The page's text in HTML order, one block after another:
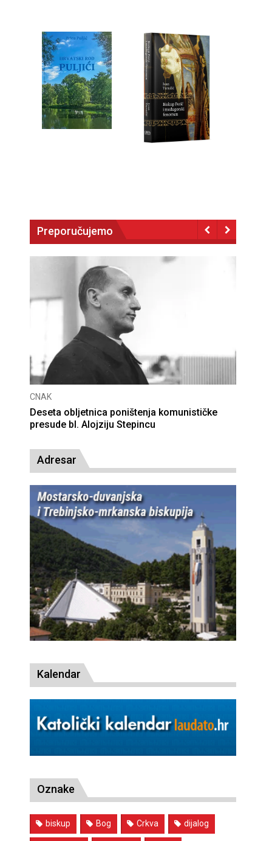
Preporučujemo
CNAK
Deseta obljetnica poništenja komunističke
presude bl. Alojziju Stepincu
Adresar
Kalendar
Oznake
biskup Bog Crkva dijalog